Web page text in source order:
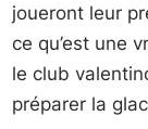
joueront leur
ce qu’est une
le club
préparer la